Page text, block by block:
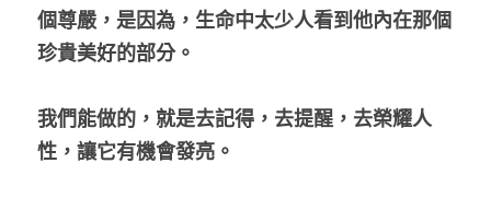
個尊嚴，是因為，生命中太少人看到他內在那個
珍貴美好的部分。
我們能做的，就是去記得，去提醒，去榮耀人
性，讓它有機會發亮。